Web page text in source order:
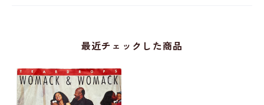
最近チェックした商品